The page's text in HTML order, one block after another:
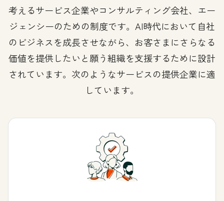
考えるサービス企業やコンサルティング会社、エー
ジェンシーのための制度です。AI時代において自社
のビジネスを成長させながら、お客さまにさらなる
価値を提供したいと願う組織を支援するために設計
されています。次のようなサービスの提供企業に適
しています。